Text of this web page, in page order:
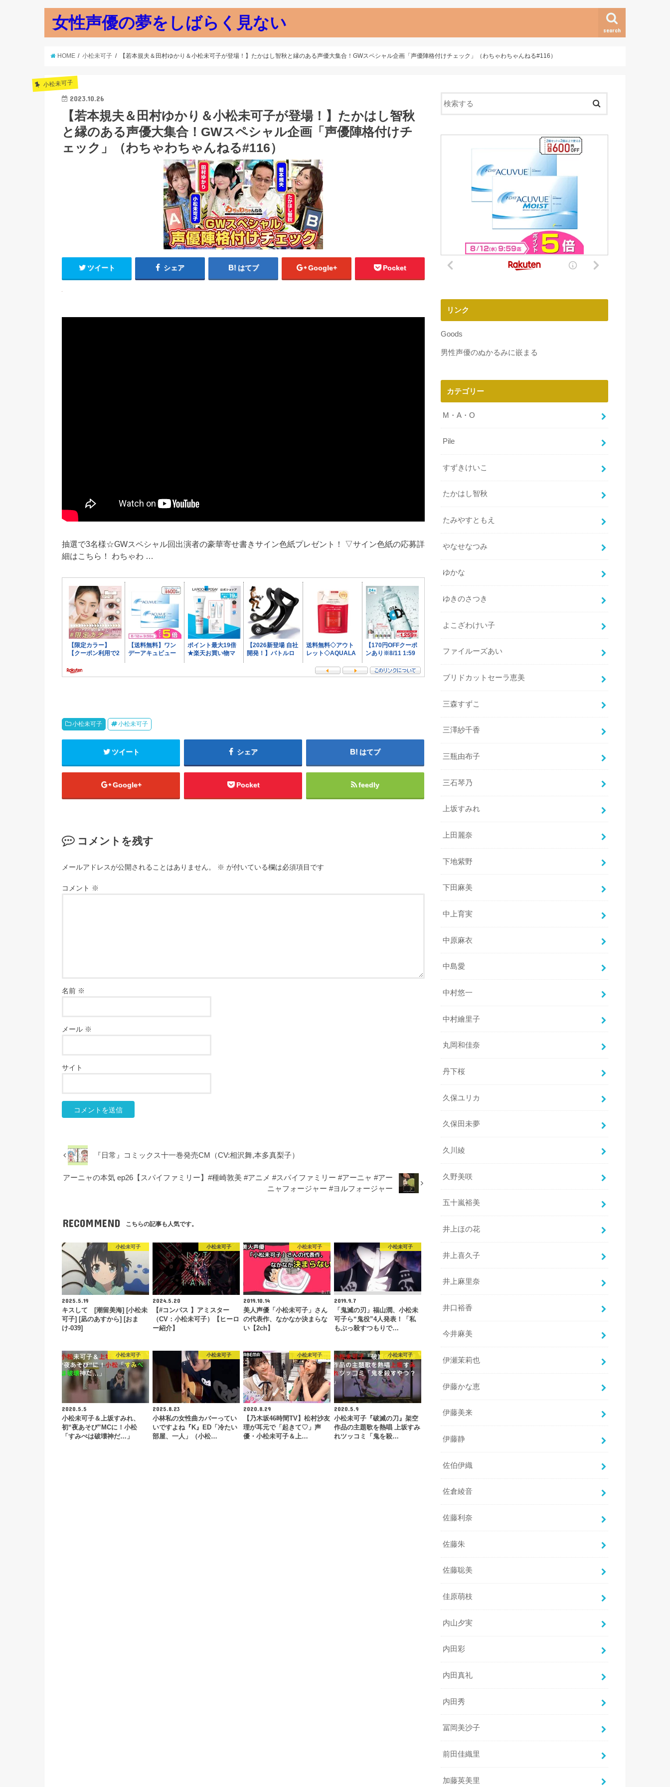
女性声優の夢をしばらく見ない search
HOME 小松未可子 【若本規夫＆田村ゆかり＆小松未可子が登場！】たかはし智秋と縁のある声優大集合！GWスペシャル企画「声優陣格付けチェック」（わちゃわちゃんねる#116）
小松未可子
2023.10.26
【若本規夫＆田村ゆかり＆小松未可子が登場！】たかはし智秋
と縁のある声優大集合！GWスペシャル企画「声優陣格付けチ
ェック」（わちゃわちゃんねる#116）
ツイート シェア はてブ Google+ Pocket
抽選で3名様☆GWスペシャル回出演者の豪華寄せ書きサイン色紙プレゼント！ ▽サイン色紙の応募詳
細はこちら！ わちゃわ …
小松未可子 小松未可子
ツイート シェア はてブ
Google+ Pocket feedly
コメントを残す
メールアドレスが公開されることはありません。 ※ が付いている欄は必須項目です
コメント ※
名前 ※
メール ※
サイト
『日常』コミックス十一巻発売CM（CV:相沢舞,本多真梨子）
アーニャの本気 ep26【スパイファミリー】#種崎敦美 #アニメ #スパイファミリー #アーニャ #アー
ニャフォージャー #ヨルフォージャー
RECOMMEND こちらの記事も人気です。
小松未可子
2025.5.19
キスして [潮留美海] [小松未
可子] [凪のあすから] [おま
け-039]
小松未可子
2024.5.20
【#コンパス 】アミスター
（CV：小松未可子）【ヒーロ
ー紹介】
小松未可子
2019.10.14
美人声優「小松未可子」さん
の代表作、なかなか決まらな
い【2ch】
小松未可子
2019.9.7
「鬼滅の刃」福山潤、小松未
可子ら“鬼役”4人発表！「私
もぶっ殺すつもりで…
小松未可子
2020.5.5
小松未可子＆上坂すみれ、
初“夜あそび”MCに！小松
「すみぺは破壊神だ…」
小松未可子
2025.8.23
小林私の女性曲カバーってい
いですよね『K』ED「冷たい
部屋、一人」（小松…
小松未可子
2020.8.29
【乃木坂46時間TV】松村沙友
理が耳元で「起きて♡」声
優・小松未可子＆上…
小松未可子
2020.5.9
小松未可子『破滅の刀』架空
作品の主題歌を熱唱 上坂すみ
れツッコミ「鬼を殺…
リンク
Goods
男性声優のぬかるみに嵌まる
カテゴリー
M・A・O
Pile
すずきけいこ
たかはし智秋
たみやすともえ
やなせなつみ
ゆかな
ゆきのさつき
よこざわけい子
ファイルーズあい
ブリドカットセーラ恵美
三森すずこ
三澤紗千香
三瓶由布子
三石琴乃
上坂すみれ
上田麗奈
下地紫野
下田麻美
中上育実
中原麻衣
中島愛
中村悠一
中村繪里子
丸岡和佳奈
丹下桜
久保ユリカ
久保田未夢
久川綾
久野美咲
五十嵐裕美
井上ほの花
井上喜久子
井上麻里奈
井口裕香
今井麻美
伊瀬茉莉也
伊藤かな恵
伊藤美来
伊藤静
佐伯伊織
佐倉綾音
佐藤利奈
佐藤朱
佐藤聡美
佳原萌枝
内山夕実
内田彩
内田真礼
内田秀
冨岡美沙子
前田佳織里
加藤英美里